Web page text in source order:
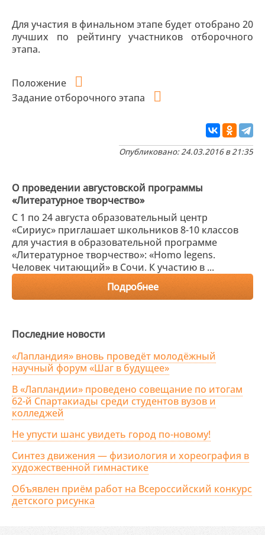
Для участия в финальном этапе будет отобрано 20
лучших по рейтингу участников отборочного
этапа.
Положение
Задание отборочного этапа
Опубликовано: 24.03.2016 в 21:35
О проведении августовской программы
«Литературное творчество»
С 1 по 24 августа образовательный центр
«Сириус» приглашает школьников 8-10 классов
для участия в образовательной программе
«Литературное творчество»: «Homo legens.
Человек читающий» в Сочи. К участию в ...
Подробнее
Последние новости
«Лапландия» вновь проведёт молодёжный
научный форум «Шаг в будущее»
В «Лапландии» проведено совещание по итогам
62-й Спартакиады среди студентов вузов и
колледжей
Не упусти шанс увидеть город по-новому!
Синтез движения — физиология и хореография в
художественной гимнастике
Объявлен приём работ на Всероссийский конкурс
детского рисунка